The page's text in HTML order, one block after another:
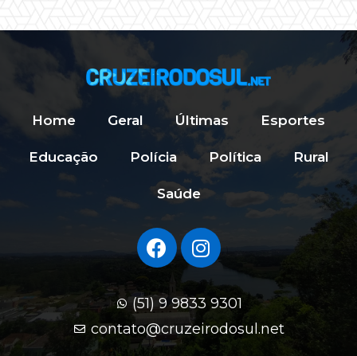
Home Geral Últimas Esportes
Educação Polícia Política Rural
Saúde
(51) 9 9833 9301
contato@cruzeirodosul.net